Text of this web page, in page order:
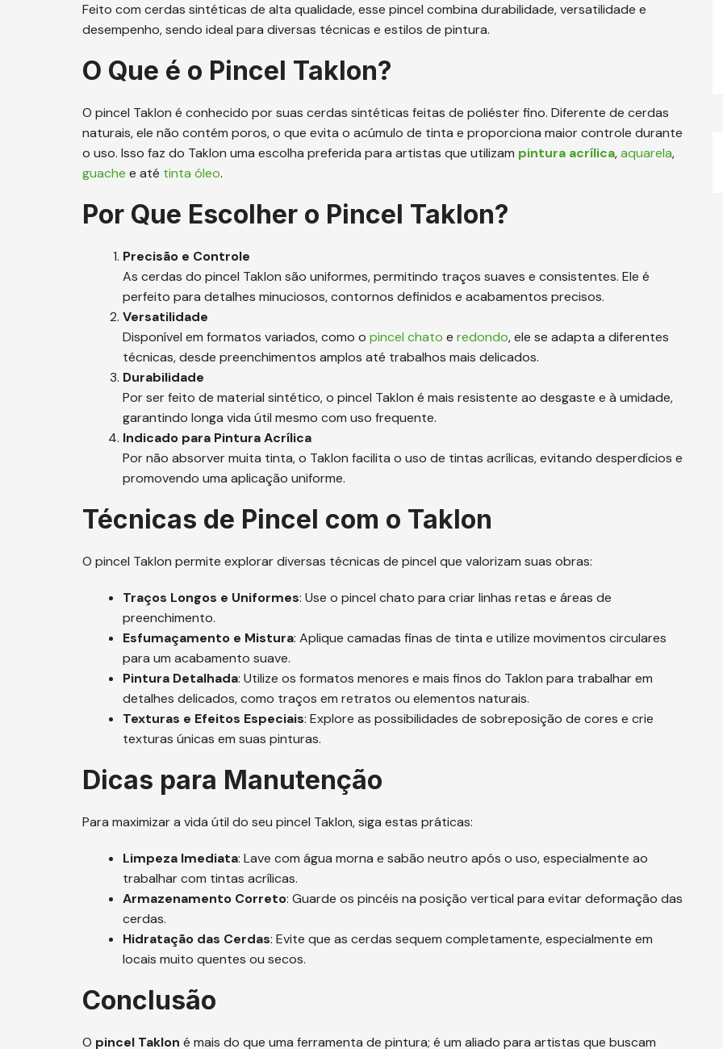
Feito com cerdas sintéticas de alta qualidade, esse pincel combina durabilidade, versatilidade e
desempenho, sendo ideal para diversas técnicas e estilos de pintura.
O Que é o Pincel Taklon?
O pincel Taklon é conhecido por suas cerdas sintéticas feitas de poliéster fino. Diferente de cerdas
naturais, ele não contém poros, o que evita o acúmulo de tinta e proporciona maior controle durante
o uso. Isso faz do Taklon uma escolha preferida para artistas que utilizam pintura acrílica,aquarela,
guache e até tinta óleo.
Por Que Escolher o Pincel Taklon?
Precisão e Controle
As cerdas do pincel Taklon são uniformes, permitindo traços suaves e consistentes. Ele é
perfeito para detalhes minuciosos, contornos definidos e acabamentos precisos.
Versatilidade
Disponível em formatos variados, como o pincel chato e redondo, ele se adapta a diferentes
técnicas, desde preenchimentos amplos até trabalhos mais delicados.
Durabilidade
Por ser feito de material sintético, o pincel Taklon é mais resistente ao desgaste e à umidade,
garantindo longa vida útil mesmo com uso frequente.
Indicado para Pintura Acrílica
Por não absorver muita tinta, o Taklon facilita o uso de tintas acrílicas, evitando desperdícios e
promovendo uma aplicação uniforme.
Técnicas de Pincel com o Taklon
O pincel Taklon permite explorar diversas técnicas de pincel que valorizam suas obras:
Traços Longos e Uniformes: Use o pincel chato para criar linhas retas e áreas de
preenchimento.
Esfumaçamento e Mistura: Aplique camadas finas de tinta e utilize movimentos circulares
para um acabamento suave.
Pintura Detalhada: Utilize os formatos menores e mais finos do Taklon para trabalhar em
detalhes delicados, como traços em retratos ou elementos naturais.
Texturas e Efeitos Especiais: Explore as possibilidades de sobreposição de cores e crie
texturas únicas em suas pinturas.
Dicas para Manutenção
Para maximizar a vida útil do seu pincel Taklon, siga estas práticas:
Limpeza Imediata: Lave com água morna e sabão neutro após o uso, especialmente ao
trabalhar com tintas acrílicas.
Armazenamento Correto: Guarde os pincéis na posição vertical para evitar deformação das
cerdas.
Hidratação das Cerdas: Evite que as cerdas sequem completamente, especialmente em
locais muito quentes ou secos.
Conclusão
O pincel Taklon é mais do que uma ferramenta de pintura; é um aliado para artistas que buscam